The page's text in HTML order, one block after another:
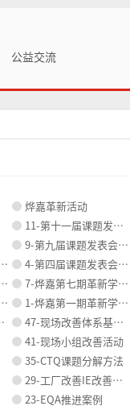
公益交流
烨嘉革新活动
11-第十一届课题发表资料
9-第九届课题发表会资料
4-第四届课题发表会资料
7-烨嘉第七期革新学校活动资料
1-烨嘉第一期革新学校活动资料
47-现场改善体系基本概念
41-现场小组改善活动
35-CTQ课题分解方法
29-工厂改善IE改善案例
23-EQA推进案例